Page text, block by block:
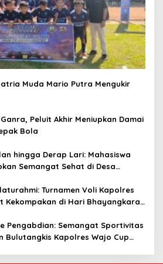
Muda Mario Putra Mengukir
Peluit Akhir Meniupkan Damai
Bola
hingga Derap Lari: Mahasiswa
Semangat Sehat di Desa
Turnamen Voli Kapolres
Kekompakan di Hari Bhayangkara
Pengabdian: Semangat Sportivitas
Bulutangkis Kapolres Wajo Cup